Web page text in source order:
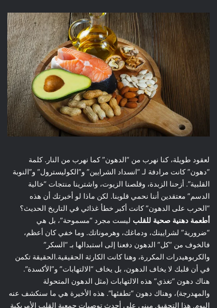
لعقود طويلة، كنا نهرب من “الدهون” كما نهرب من النار. كلمة
“دهون” كانت مرادفة لـ “انسداد الشرايين” و”الكوليسترول” و”النوبة
القلبية”. أزحنا الزبدة، وقلصنا الزيوت، واشترينا منتجات “خالية
الدسم” معتقدين أننا نحمي قلوبنا. لكن ماذا لو أخبرتك أن هذه
“الحرب على الدهون” كانت أكبر خطأ غذائي في التاريخ الحديث؟
أطعمة دهنية صحية للقلب ليست مجرد “مسموحة”، بل هي
“ضرورية” لشرايينك، ودماغك، وهرموناتك. وما خفي كان أعظم،
فالخوف من “كل” الدهون دفعنا إلى استبدالها بـ “السكر”
والكربوهيدرات المكررة، وهنا كانت الكارثة الحقيقية.الحقيقة تكمن
في أن قلبك لا يخاف الدهون، بل يخاف “الالتهابات” و”الأكسدة”.
هناك دهون “تغذي” هذه الالتهابات (مثل الدهون المتحولة
والمهدرجة)، وهناك دهون “تطفئها”. هذه الأخيرة هي ما سنكشف عنه
اليوم. هذا التحقيق مبني على أحدث توصيات جمعية القلب الأمريكية